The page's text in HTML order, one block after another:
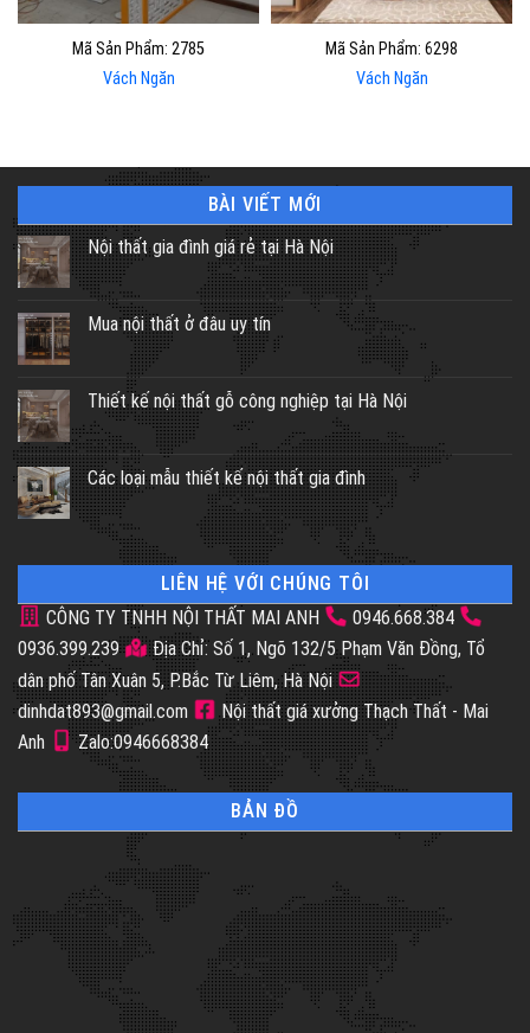
Mã Sản Phẩm: 2785
Vách Ngăn
Mã Sản Phẩm: 6298
Vách Ngăn
BÀI VIẾT MỚI
Nội thất gia đình giá rẻ tại Hà Nội
Mua nội thất ở đâu uy tín
Thiết kế nội thất gỗ công nghiệp tại Hà Nội
Các loại mẫu thiết kế nội thất gia đình
LIÊN HỆ VỚI CHÚNG TÔI
CÔNG TY TNHH NỘI THẤT MAI ANH
0946.668.384
0936.399.239
Địa Chỉ: Số 1, Ngõ 132/5 Phạm Văn Đồng, Tổ
dân phố Tân Xuân 5, P.Bắc Từ Liêm, Hà Nội
dinhdat893@gmail.com
Nội thất giá xưởng Thạch Thất - Mai
Anh
Zalo:0946668384
BẢN ĐỒ